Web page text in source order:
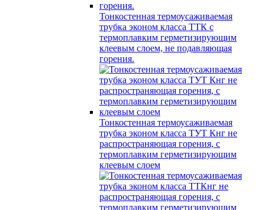
Тонкостенная термоусаживаемая
трубка эконом класса ТТК с
термоплавким герметизирующим
клеевым слоем, не подавляющая
горения.
Тонкостенная термоусаживаемая
трубка эконом класса ТУТ Кнг не
распространяющая горения, с
термоплавким герметизирующим
клеевым слоем